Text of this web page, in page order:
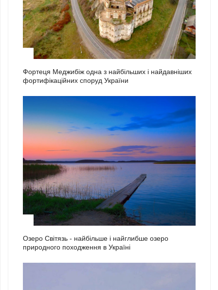
Фортеця Меджибіж одна з найбільших і найдавніших
фортифікаційних споруд України
Озеро Світязь - найбільше і найглибше озеро
природного походження в Україні